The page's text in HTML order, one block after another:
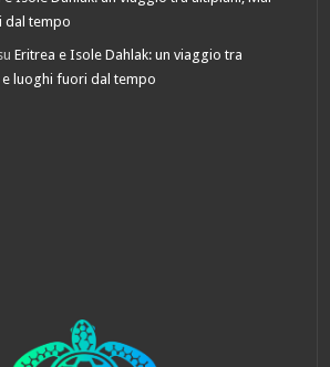
dal tempo
Eritrea e Isole Dahlak: un viaggio tra
e luoghi fuori dal tempo